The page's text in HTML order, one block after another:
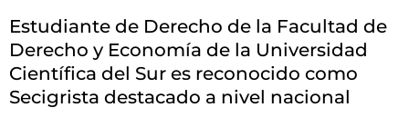
Estudiante de Derecho de la Facultad de
Derecho y Economía de la Universidad
Científica del Sur es reconocido como
Secigrista destacado a nivel nacional